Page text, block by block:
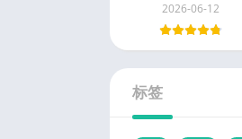
2026-06-12
标签